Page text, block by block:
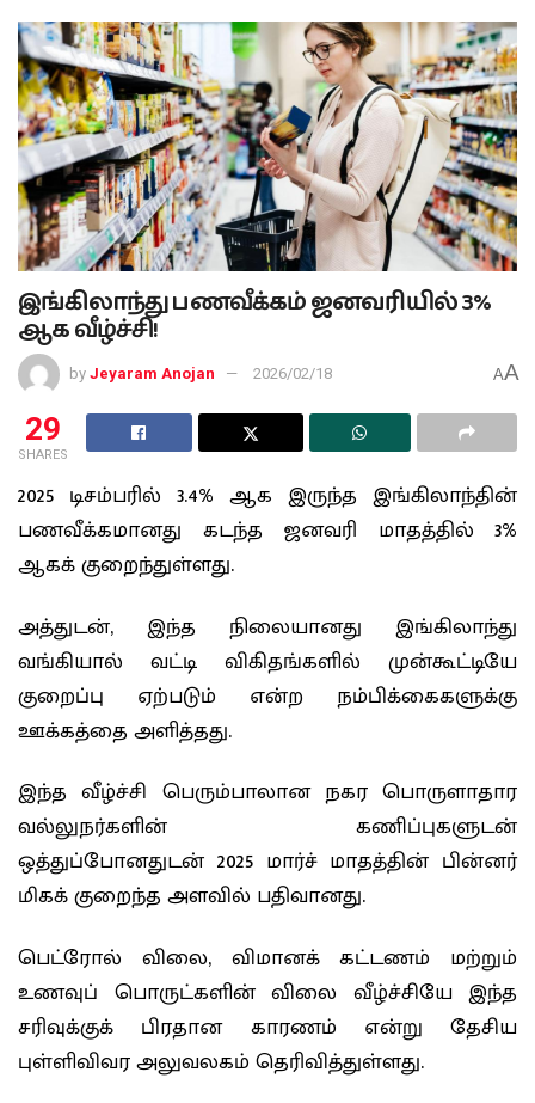
இங்கிலாந்து பணவீக்கம் ஜனவரியில் 3%
ஆக வீழ்ச்சி!
by Jeyaram Anojan 2026/02/18 AA
29
SHARES
2025 டிசம்பரில் 3.4% ஆக இருந்த இங்கிலாந்தின்
பணவீக்கமானது கடந்த ஜனவரி மாதத்தில் 3%
ஆகக் குறைந்துள்ளது.
அத்துடன், இந்த நிலையானது இங்கிலாந்து
வங்கியால் வட்டி விகிதங்களில் முன்கூட்டியே
குறைப்பு ஏற்படும் என்ற நம்பிக்கைகளுக்கு
ஊக்கத்தை அளித்தது.
இந்த வீழ்ச்சி பெரும்பாலான நகர பொருளாதார
வல்லுநர்களின் கணிப்புகளுடன்
ஒத்துப்போனதுடன் 2025 மார்ச் மாதத்தின் பின்னர்
மிகக் குறைந்த அளவில் பதிவானது.
பெட்ரோல் விலை, விமானக் கட்டணம் மற்றும்
உணவுப் பொருட்களின் விலை வீழ்ச்சியே இந்த
சரிவுக்குக் பிரதான காரணம் என்று தேசிய
புள்ளிவிவர அலுவலகம் தெரிவித்துள்ளது.